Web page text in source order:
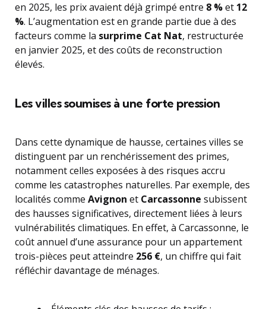
en 2025, les prix avaient déjà grimpé entre 8 %et 12
%. L’augmentation est en grande partie due à des
facteurs comme la surprime Cat Nat, restructurée
en janvier 2025, et des coûts de reconstruction
élevés.
Les villes soumises à une forte pression
Dans cette dynamique de hausse, certaines villes se
distinguent par un renchérissement des primes,
notamment celles exposées à des risques accru
comme les catastrophes naturelles. Par exemple, des
localités comme Avignon et Carcassonne subissent
des hausses significatives, directement liées à leurs
vulnérabilités climatiques. En effet, à Carcassonne, le
coût annuel d’une assurance pour un appartement
trois-pièces peut atteindre 256 €, un chiffre qui fait
réfléchir davantage de ménages.